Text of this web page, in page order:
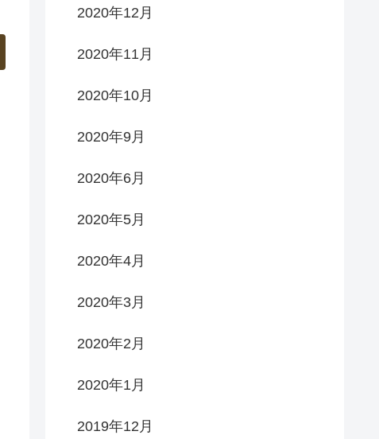
2020年12月
2020年11月
2020年10月
2020年9月
2020年6月
2020年5月
2020年4月
2020年3月
2020年2月
2020年1月
2019年12月